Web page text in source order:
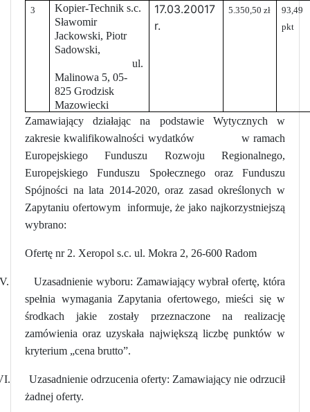
3
Kopier-Technik s.c.
Sławomir
Jackowski, Piotr
Sadowski,
ul.
Malinowa 5, 05-
825 Grodzisk
Mazowiecki
17.03.20017
r.
5.350,50 zł
93,49
pkt
Zamawiający działając na podstawie Wytycznych w
zakresie kwalifikowalności wydatków w ramach
Europejskiego Funduszu Rozwoju Regionalnego,
Europejskiego Funduszu Społecznego oraz Funduszu
Spójności na lata 2014-2020, oraz zasad określonych w
Zapytaniu ofertowym informuje, że jako najkorzystniejszą
wybrano:
Ofertę nr 2. Xeropol s.c. ul. Mokra 2, 26-600 Radom
V.
Uzasadnienie wyboru: Zamawiający wybrał ofertę, która
spełnia wymagania Zapytania ofertowego, mieści się w
środkach jakie zostały przeznaczone na realizację
zamówienia oraz uzyskała największą liczbę punktów w
kryterium „cena brutto”.
Uzasadnienie odrzucenia oferty: Zamawiający nie odrzucił
żadnej oferty.